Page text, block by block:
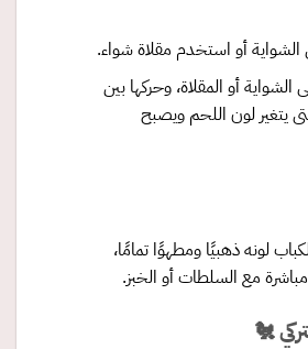
أو استخدم مقلاة شواء.
أو المقلاة، وحركها بين
يتغير لون اللحم ويصبح
لونه ذهبيًا ومطهوًا تمامًا،
مع السلطات أو الخبز.